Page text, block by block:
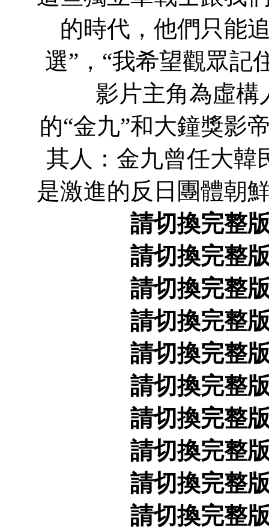
的時代，他們只能
選”，“我希望觀眾記
影片主角為虛構
的“金九”和大鐘獎影
其人：金九曾任大韓
是激進的反日團體朝
請切換完整
請切換完整
請切換完整
請切換完整
請切換完整
請切換完整
請切換完整
請切換完整
請切換完整
請切換完整